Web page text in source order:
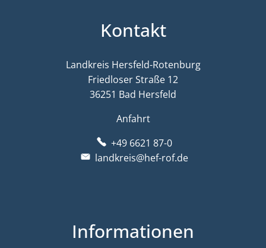
Kontakt
Landkreis Hersfeld-Rotenburg
Friedloser Straße 12
36251 Bad Hersfeld
Anfahrt
+49 6621 87-0
landkreis@hef-rof.de
Informationen